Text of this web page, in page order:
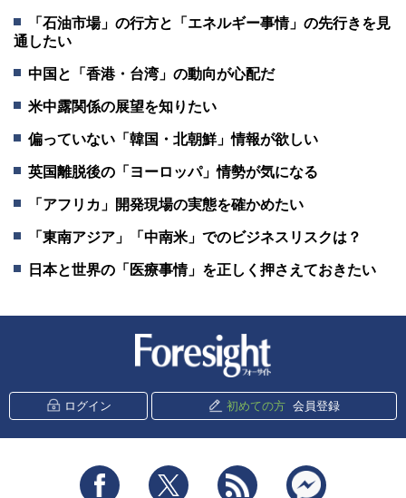
「石油市場」の行方と「エネルギー事情」の先行きを見
通したい
中国と「香港・台湾」の動向が心配だ
米中露関係の展望を知りたい
偏っていない「韓国・北朝鮮」情報が欲しい
英国離脱後の「ヨーロッパ」情勢が気になる
「アフリカ」開発現場の実態を確かめたい
「東南アジア」「中南米」でのビジネスリスクは？
日本と世界の「医療事情」を正しく押さえておきたい
ログイン 初めての方 会員登録
Facebook Twitter RSS